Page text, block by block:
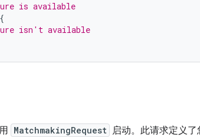
is available
{
isn't available
MatchmakingRequest 启动。此请求定义